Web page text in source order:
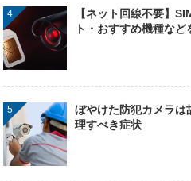
【ネット回線不要】
ト・おすすめ機種など
ぼやけた防犯カメラは
理すべき症状